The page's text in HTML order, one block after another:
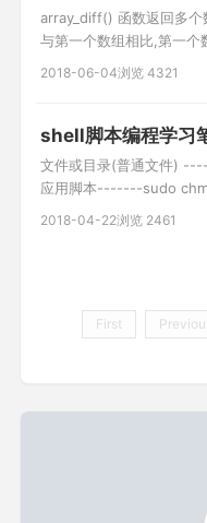
array_diff() 函数返回多个
与第一个数组相比,第一
式
2018-06-04浏览 4321
shell脚本编程学习
文件或目录(普通文件)
应用脚本-------sudo
分配 chmod 755 file r 4
2018-04-22浏览 2461
First